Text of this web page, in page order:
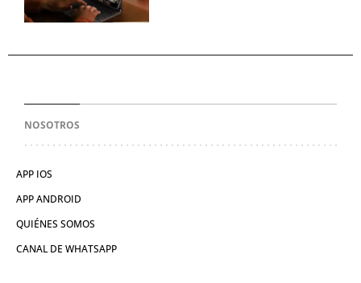
NOSOTROS
APP IOS
APP ANDROID
QUIÉNES SOMOS
CANAL DE WHATSAPP